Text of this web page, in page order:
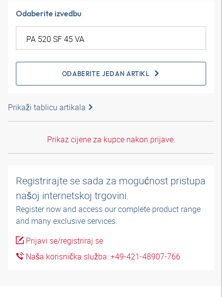
Odaberite izvedbu
ODABERITE JEDAN ARTIKL
Prikaži tablicu artikala
Prikaz cijene za kupce nakon prijave.
Registrirajte se sada za mogućnost pristupa
našoj internetskoj trgovini.
Register now and access our complete product range
and many exclusive services.
Prijavi se/registriraj se
Naša korisnička služba: +49-421-48907-766